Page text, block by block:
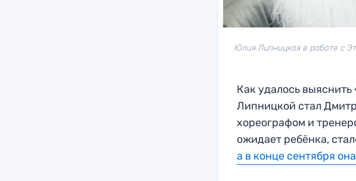
Юлия Липницкая в работе с
Как удалось
Липницкой стал
хореографом и
ожидает ребёнка,
а в конце сентября